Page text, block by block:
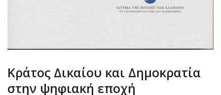
Κράτος Δικαίου και Δημοκρατία
στην ψηφιακή εποχή